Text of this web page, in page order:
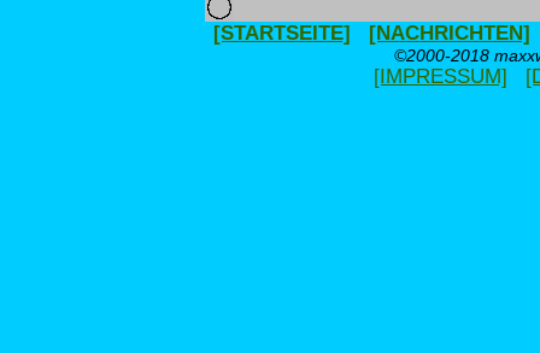
[STARTSEITE] [NACHRICHTEN]
©2000-2018
[IMPRESSUM]